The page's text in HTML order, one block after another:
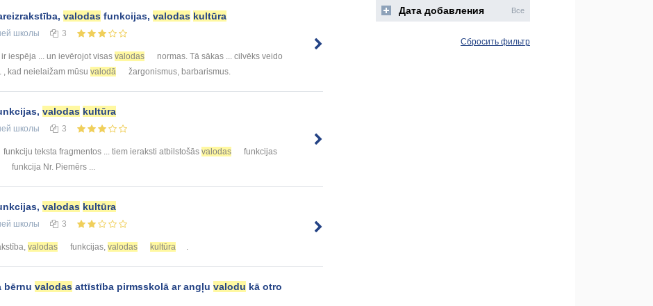
valodas funkcijas, valodas kultūra
школы 3
ir iespēja ... un ievērojot visas valodas
normas. Tā sākas ... cilvēks veido
, kad neielaižam mūsu valodā žargonismus, barbarismus.
valodas kultūra
школы 3
funkciju teksta fragmentos ... tiem ieraksti atbilstošās valodas
funkcijas
funkcija Nr. Piemērs ...
valodas kultūra
школы 3
valodas funkcijas, valodas kultūra .
bērnu valodas attīstība pirmsskolā ar angļu valodu kā otro
Дата добавления Все
Сбросить фильтр